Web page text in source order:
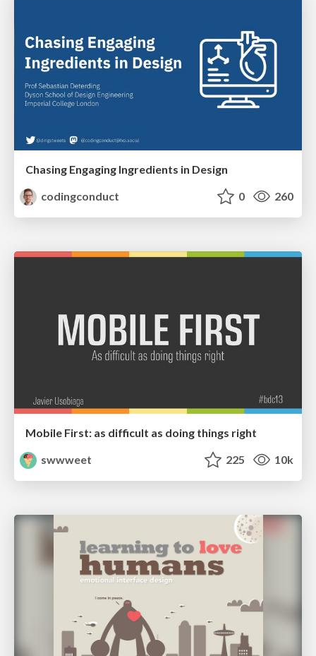
Chasing Engaging Ingredients in Design
codingconduct
0 260
Mobile First: as difficult as doing things right
swwweet
225 10k